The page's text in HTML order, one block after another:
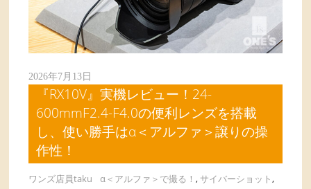
2026年7月13日
『RX10V』実機レビュー！24-
600mmF2.4-F4.0の便利レンズを搭載
し、使い勝手はα＜アルファ＞譲りの操
作性！
ワンズ店員taku α＜アルファ＞で撮る！, サイバーショット,